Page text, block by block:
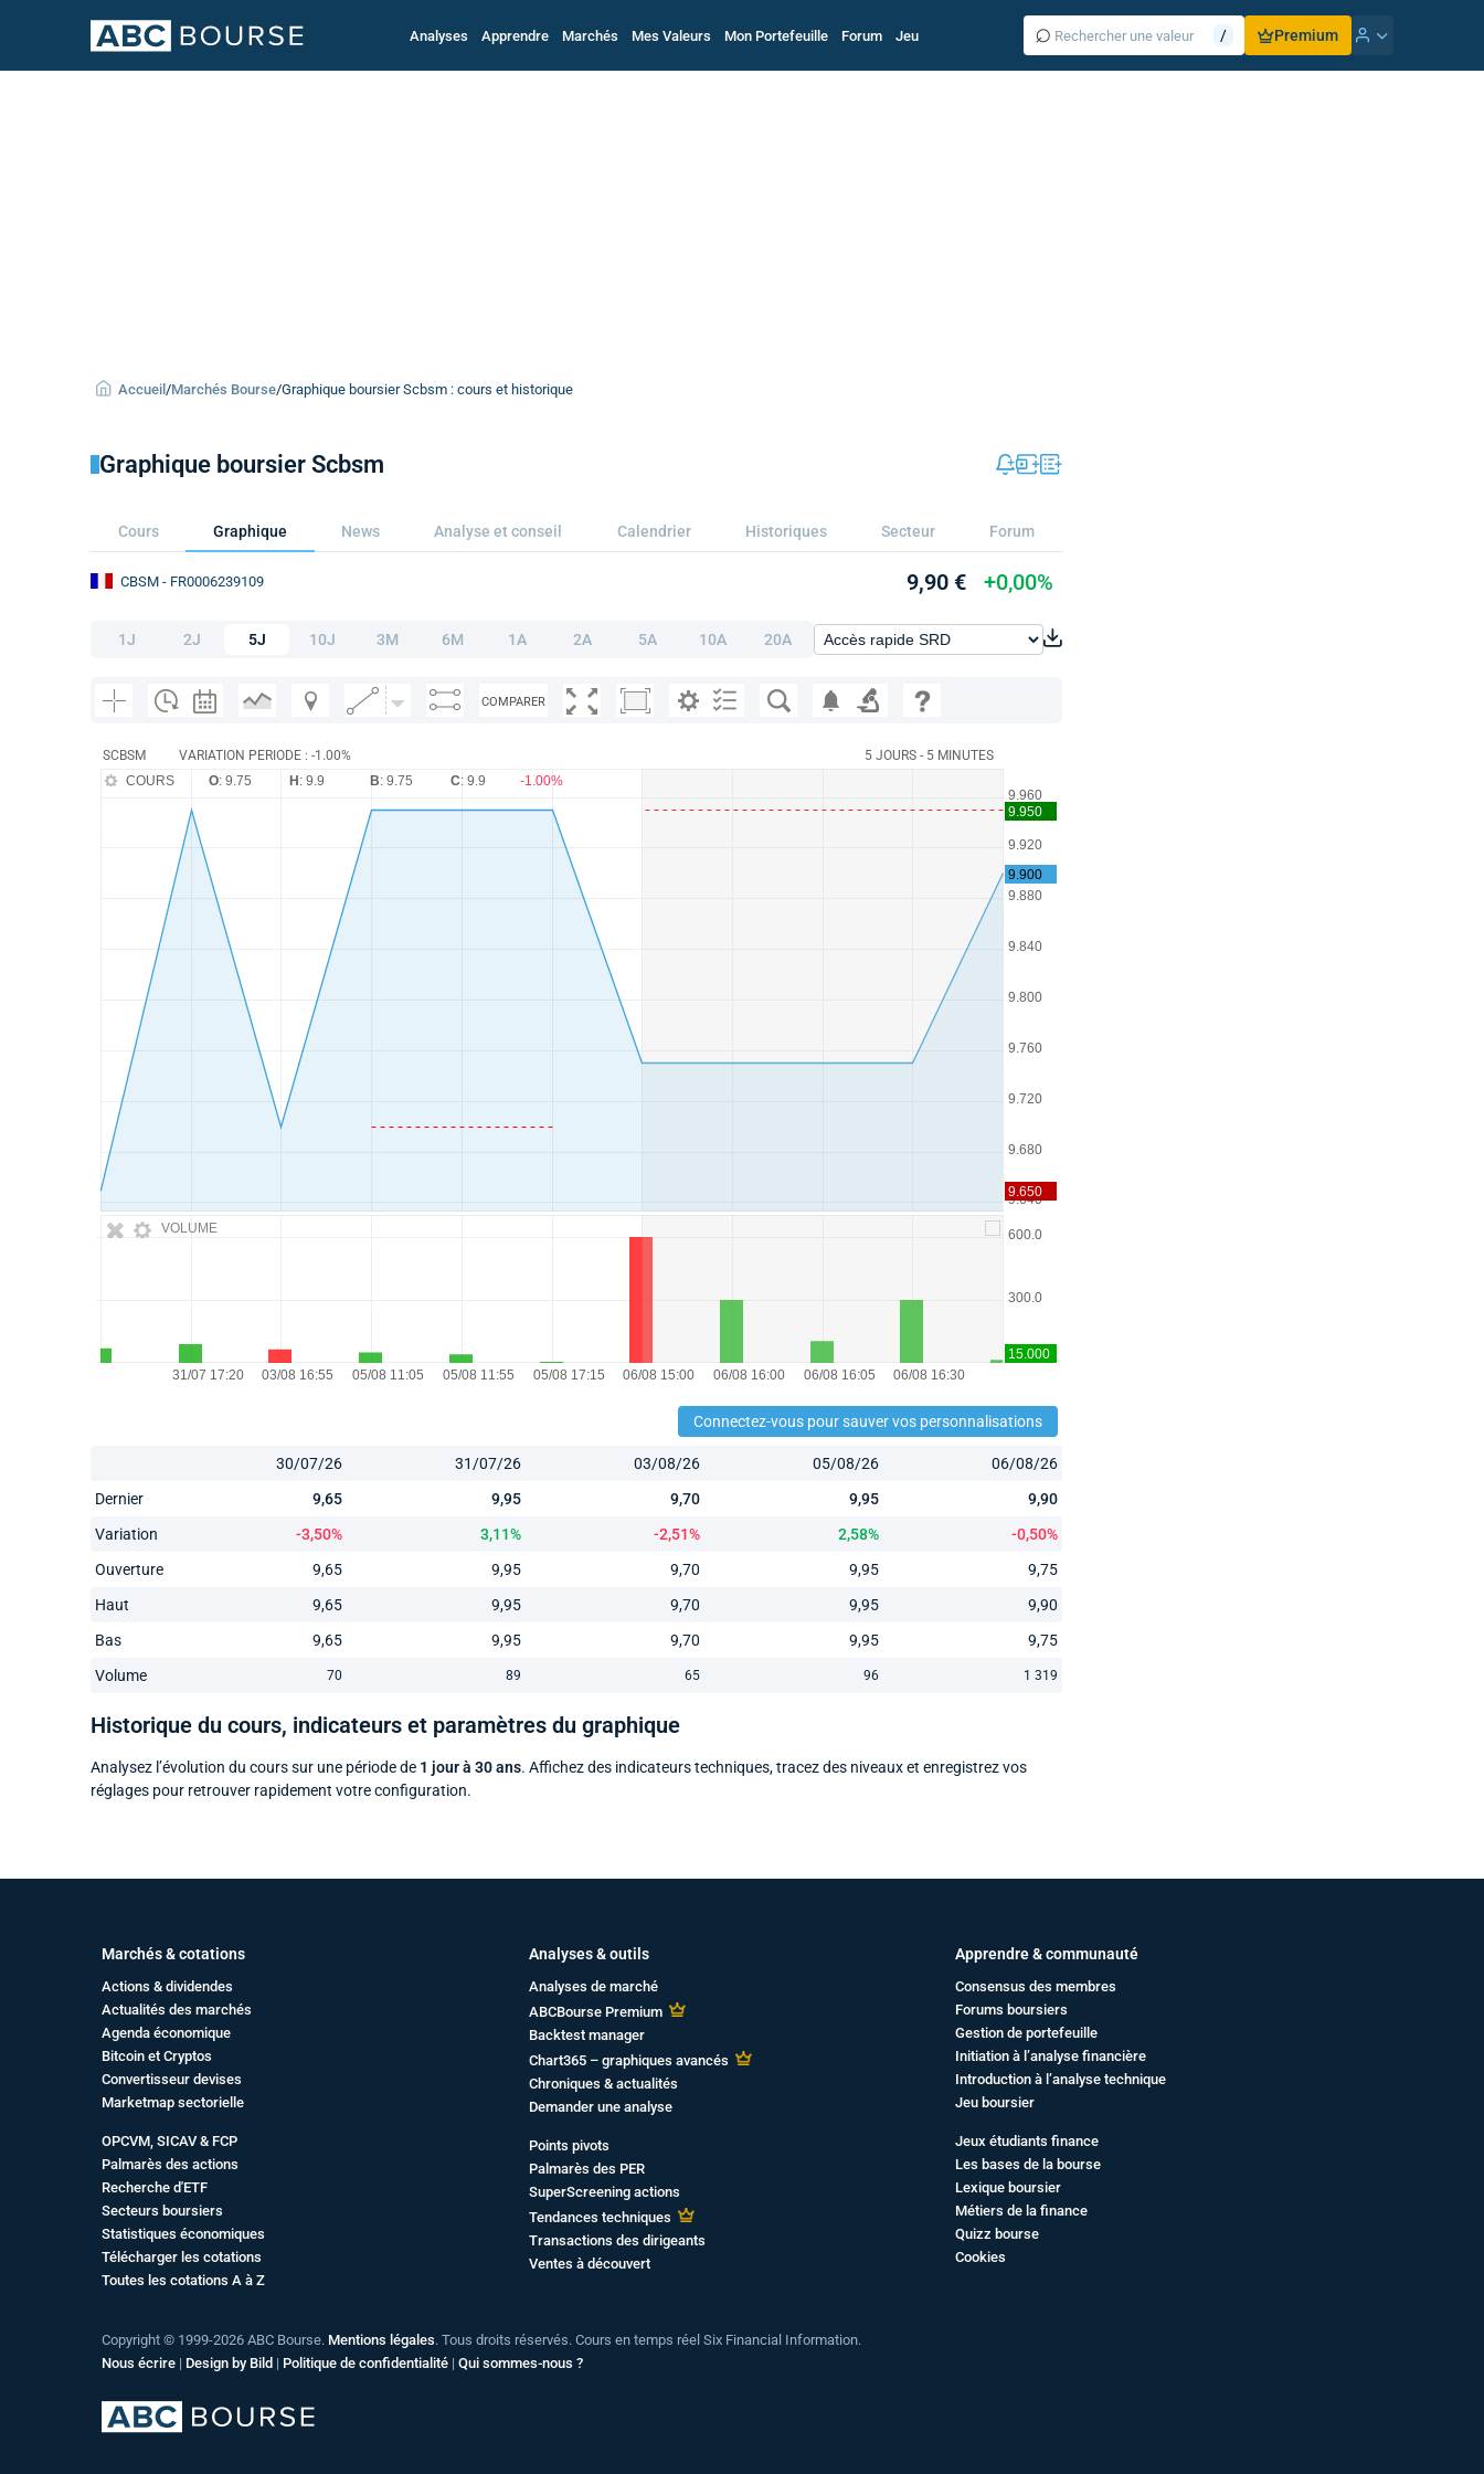
Analyses Apprendre Marchés Mes Valeurs Mon Portefeuille Forum Jeu ⌕ / Premium
Accueil /Marchés Bourse/Graphique boursier Scbsm : cours et historique
Graphique boursier Scbsm
Cours Graphique News Analyse et conseil Calendrier Historiques Secteur Forum
CBSM - FR0006239109 9,90 € +0,00%
1J 2J 5J 10J 3M 6M 1A 2A 5A 10A 20A
COMPARER
SCBSM VARIATION PERIODE : -1.00% 5 JOURS - 5 MINUTES
VOLUME
COURS O: 9.75 H : 9.9 B: 9.75 C: 9.9 -1.00%
Connectez-vous pour sauver vos personnalisations
30/07/26 31/07/26 03/08/26 05/08/26
06/08/26
Dernier
9,65 9,95 9,70 9,95
9,90
Variation
-3,50% 3,11% -2,51% 2,58%
-0,50%
Ouverture
9,65 9,95 9,70 9,95
9,75
Haut
9,65 9,95 9,70 9,95
9,90
Bas
9,65 9,95 9,70 9,95
9,75
Volume
70 89 65 96 1 319
Historique du cours, indicateurs et paramètres du graphique
Analysez l’évolution du cours sur une période de 1 jour à 30 ans. Affichez des indicateurs techniques, tracez des niveaux et enregistrez vos
réglages pour retrouver rapidement votre configuration.
Marchés & cotations
Actions & dividendes
Actualités des marchés
Agenda économique
Bitcoin et Cryptos
Convertisseur devises
Marketmap sectorielle
OPCVM, SICAV & FCP
Palmarès des actions
Recherche d'ETF
Secteurs boursiers
Statistiques économiques
Télécharger les cotations
Toutes les cotations A à Z
Analyses & outils
Analyses de marché
ABCBourse Premium
Backtest manager
Chart365 – graphiques avancés
Chroniques & actualités
Demander une analyse
Points pivots
Palmarès des PER
SuperScreening actions
Tendances techniques
Transactions des dirigeants
Ventes à découvert
Apprendre & communauté
Consensus des membres
Forums boursiers
Gestion de portefeuille
Initiation à l’analyse financière
Introduction à l’analyse technique
Jeu boursier
Jeux étudiants finance
Les bases de la bourse
Lexique boursier
Métiers de la finance
Quizz bourse
Cookies
Copyright © 1999-2026 ABC Bourse. Mentions légales. Tous droits réservés. Cours en temps réel Six Financial Information.
Nous écrire | Design by Bild | Politique de confidentialité | Qui sommes-nous ?